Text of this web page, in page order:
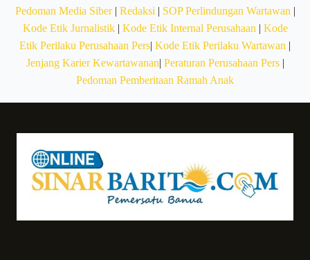
Pedoman Media Siber| Redaksi | SOP Perlindungan Wartawan |
Kode Etik Jurnalistik| Kode Etik Internal Perusahaan | Kode
Etik Perilaku Perusahaan Pers| Kode Etik Perilaku Wartawan |
Jenjang Karier Kewartawanan| Peraturan Perusahaan Pers|
Pedoman Pemberitaan Ramah Anak